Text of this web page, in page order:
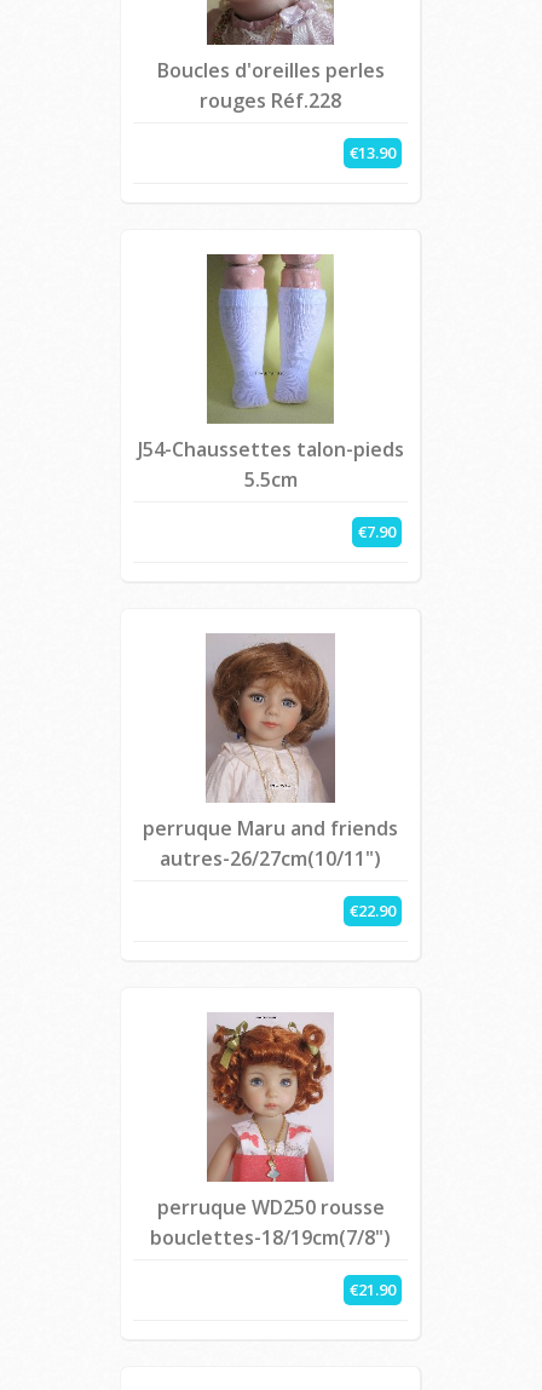
Boucles d'oreilles perles
rouges Réf.228
€13.90
J54-Chaussettes talon-pieds
5.5cm
€7.90
perruque Maru and friends
autres-26/27cm(10/11")
€22.90
perruque WD250 rousse
bouclettes-18/19cm(7/8")
€21.90